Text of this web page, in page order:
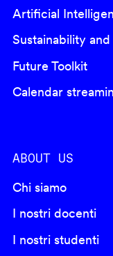
Artificial
Sustainability
Future Toolkit
Calendar
ABOUT US
Chi siamo
I nostri docenti
I nostri studenti